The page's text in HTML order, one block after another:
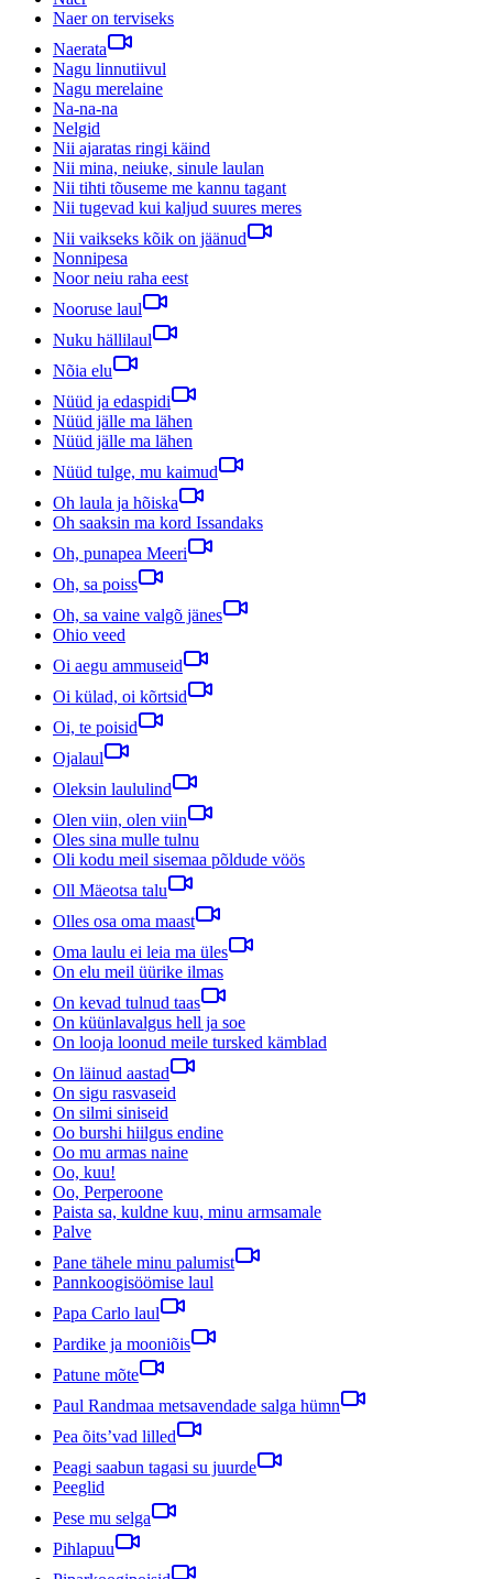
Naer on terviseks
Naerata
Nagu linnutiivul
Nagu merelaine
Na-na-na
Nelgid
Nii ajaratas ringi käind
Nii mina, neiuke, sinule laulan
Nii tihti tõuseme me kannu tagant
Nii tugevad kui kaljud suures meres
Nii vaikseks kõik on jäänud
Nonnipesa
Noor neiu raha eest
Nooruse laul
Nuku hällilaul
Nõia elu
Nüüd ja edaspidi
Nüüd jälle ma lähen
Nüüd jälle ma lähen
Nüüd tulge, mu kaimud
Oh laula ja hõiska
Oh saaksin ma kord Issandaks
Oh, punapea Meeri
Oh, sa poiss
Oh, sa vaine valgõ jänes
Ohio veed
Oi aegu ammuseid
Oi külad, oi kõrtsid
Oi, te poisid
Ojalaul
Oleksin laululind
Olen viin, olen viin
Oles sina mulle tulnu
Oli kodu meil sisemaa põldude vöös
Oll Mäeotsa talu
Olles osa oma maast
Oma laulu ei leia ma üles
On elu meil üürike ilmas
On kevad tulnud taas
On küünlavalgus hell ja soe
On looja loonud meile tursked kämblad
On läinud aastad
On sigu rasvaseid
On silmi siniseid
Oo burshi hiilgus endine
Oo mu armas naine
Oo, kuu!
Oo, Perperoone
Paista sa, kuldne kuu, minu armsamale
Palve
Pane tähele minu palumist
Pannkoogisöömise laul
Papa Carlo laul
Pardike ja mooniõis
Patune mõte
Paul Randmaa metsavendade salga hümn
Pea õits’vad lilled
Peagi saabun tagasi su juurde
Peeglid
Pese mu selga
Pihlapuu